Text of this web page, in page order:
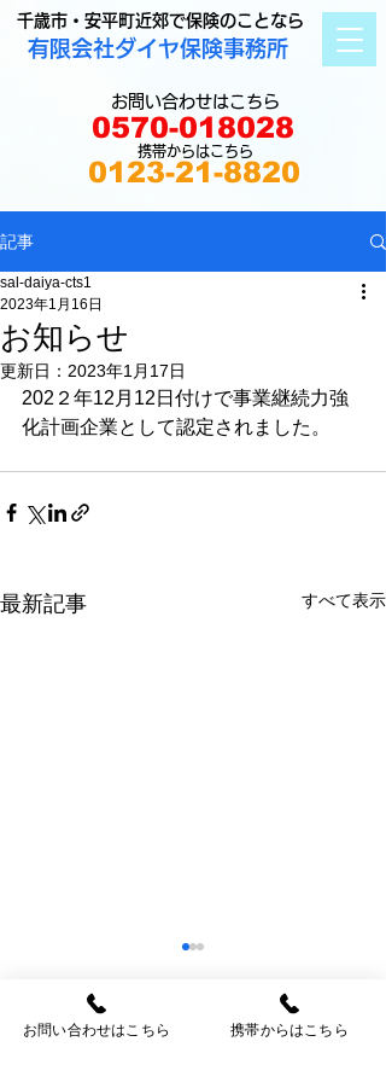
千歳市・安平町近郊で保険のことなら
有限会社ダイヤ保険事務所
お問い合わせはこちら
0570-018028
携帯からはこちら
0123-21-8820
記事
お知らせ
sal-daiya-cts1
2023年1月16日
更新日： 2023年1月17日
202２年12月12日付けで事業継続力強
化計画企業として認定されました。
最新記事 すべて表示
コメント
お問い合わせはこちら 携帯からはこちら